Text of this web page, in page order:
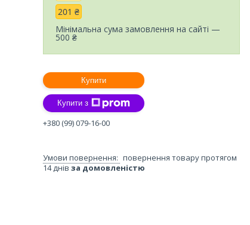
201 ₴
Мінімальна сума замовлення на сайті —
500 ₴
Купити
Купити з
+380 (99) 079-16-00
повернення товару протягом
14 днів за домовленістю